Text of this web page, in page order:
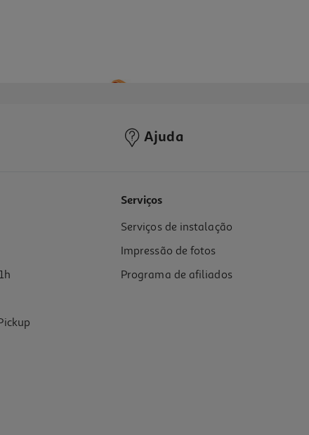
Ajuda
Serviços
Serviços de instalação
Impressão de fotos
Programa de afiliados